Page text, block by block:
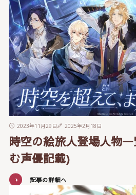
2023年11月29日 2025年2月18日
時空の絵旅人登場人物
む声優記載)
記事の詳細へ